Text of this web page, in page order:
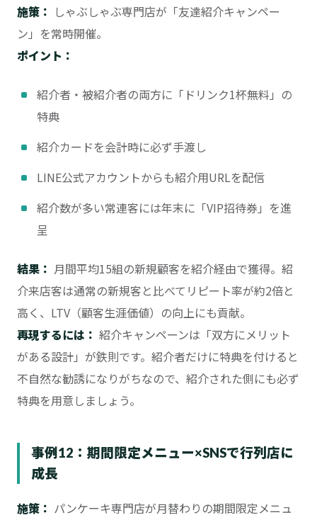
施策： しゃぶしゃぶ専門店が「友達紹介キャンペー
ン」を常時開催。
ポイント：
紹介者・被紹介者の両方に「ドリンク1杯無料」の
特典
紹介カードを会計時に必ず手渡し
LINE公式アカウントからも紹介用URLを配信
紹介数が多い常連客には年末に「VIP招待券」を進
呈
結果： 月間平均15組の新規顧客を紹介経由で獲得。紹
介来店客は通常の新規客と比べてリピート率が約2倍と
高く、LTV（顧客生涯価値）の向上にも貢献。
再現するには： 紹介キャンペーンは「双方にメリット
がある設計」が鉄則です。紹介者だけに特典を付けると
不自然な勧誘になりがちなので、紹介された側にも必ず
特典を用意しましょう。
事例12：期間限定メニュー×SNSで行列店に
成長
施策： パンケーキ専門店が月替わりの期間限定メニュ